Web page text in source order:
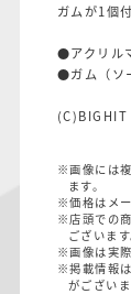
ガムが1個
●アクリル
●ガム（ソ
※画像には
ます。
※価格はメ
※店頭での
ございます
※画像は実
※掲載情報
がございま